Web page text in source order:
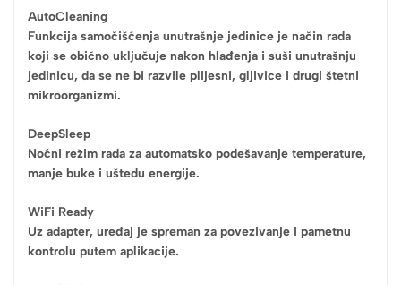
AutoCleaning
Funkcija samočišćenja unutrašnje jedinice je način rada
koji se obično uključuje nakon hlađenja i suši unutrašnju
jedinicu, da se ne bi razvile plijesni, gljivice i drugi štetni
mikroorganizmi.
DeepSleep
Noćni režim rada za automatsko podešavanje temperature,
manje buke i uštedu energije.
WiFi Ready
Uz adapter, uređaj je spreman za povezivanje i pametnu
kontrolu putem aplikacije.